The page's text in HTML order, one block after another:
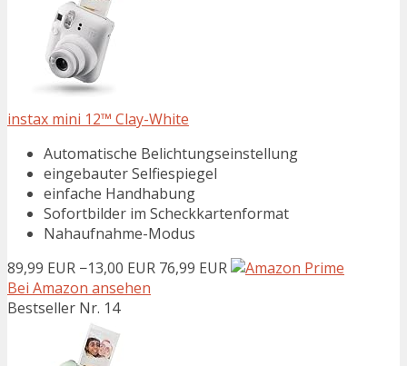
instax mini 12™ Clay-White
Automatische Belichtungseinstellung
eingebauter Selfiespiegel
einfache Handhabung
Sofortbilder im Scheckkartenformat
Nahaufnahme-Modus
89,99 EUR −13,00 EUR 76,99 EUR
Bei Amazon ansehen
Bestseller Nr. 14